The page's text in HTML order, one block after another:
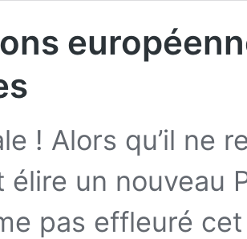
! Alors qu’il ne
élire un nouveau
pas effleuré